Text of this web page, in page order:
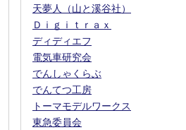
天夢人（山と溪谷社）
Ｄｉｇｉｔｒａｘ
ディディエフ
電気車研究会
でんしゃくらぶ
でんてつ工房
トーマモデルワークス
東急委員会